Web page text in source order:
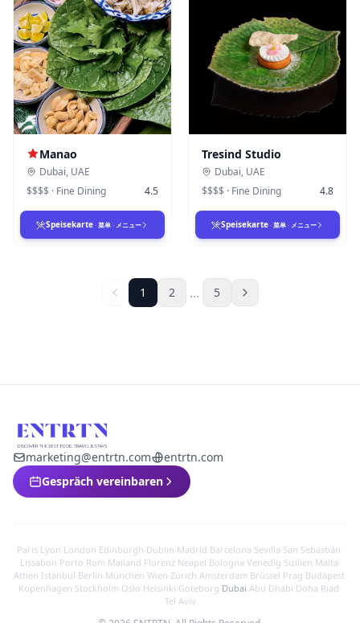
Manao
Dubai, UAE
$$$$ · Fine Dining 4.5
Speisekarte · 菜单 · メニュー
Tresind Studio
Dubai, UAE
$$$$ · Fine Dining 4.8
Speisekarte · 菜单 · メニュー
1 2 ... 5
marketing@entrtn.com
entrtn.com
Gespräch vereinbaren
Paris·Lyon·London·Edinburgh·Dublin·Madrid·Barcelona·Sevilla·San Sebastián·
Lissabon·Porto·Rom·Mailand·Florenz·Neapel·Bologna·Venedig·Sizilien·Malta·
Athen·Istanbul·Berlin·München·Wien·Zürich·Amsterdam·Brüssel·Prag·Budapest·
Kopenhagen·Stockholm·Oslo·Helsinki·Göteborg·Dubai·Abu Dhabi·Doha·Riad·
Tel Aviv